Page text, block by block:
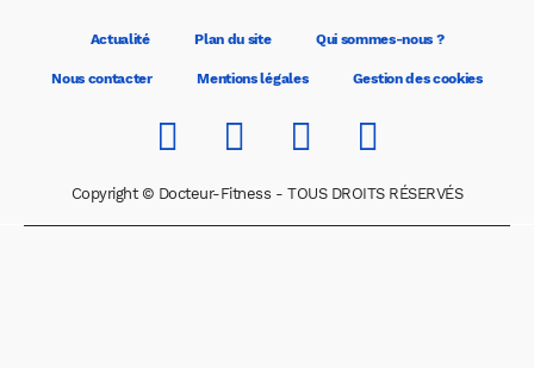
Actualité Plan du site Qui sommes-nous ?
Nous contacter Mentions légales Gestion des cookies
Copyright © Docteur-Fitness - TOUS DROITS RÉSERVÉS